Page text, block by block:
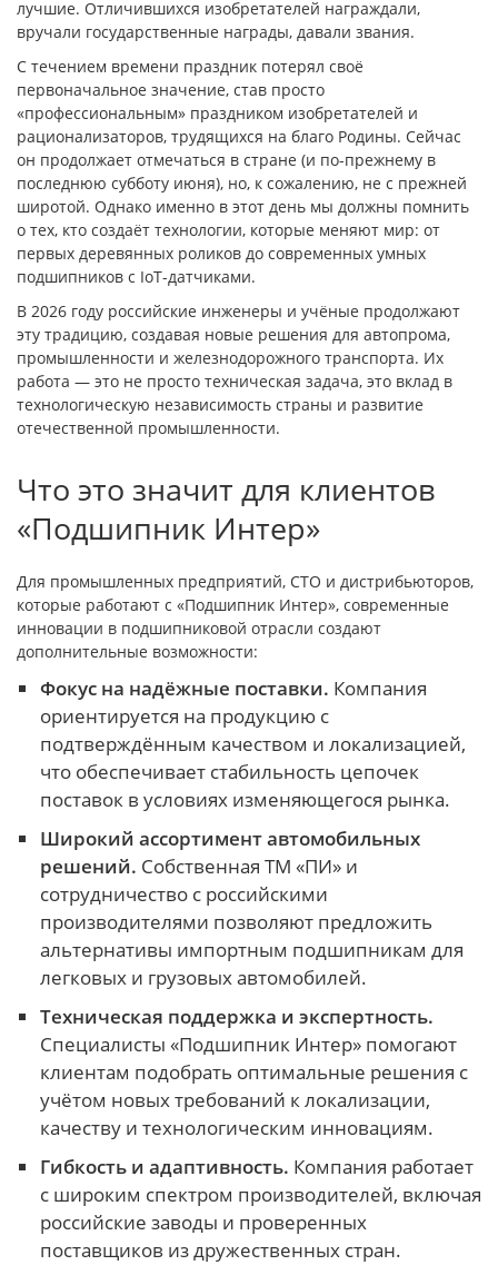
лучшие. Отличившихся изобретателей награждали,
вручали государственные награды, давали звания.
С течением времени праздник потерял своё
первоначальное значение, став просто
«профессиональным» праздником изобретателей и
рационализаторов, трудящихся на благо Родины. Сейчас
он продолжает отмечаться в стране (и по-прежнему в
последнюю субботу июня), но, к сожалению, не с прежней
широтой. Однако именно в этот день мы должны помнить
о тех, кто создаёт технологии, которые меняют мир: от
первых деревянных роликов до современных умных
подшипников с IoT-датчиками.
В 2026 году российские инженеры и учёные продолжают
эту традицию, создавая новые решения для автопрома,
промышленности и железнодорожного транспорта. Их
работа — это не просто техническая задача, это вклад в
технологическую независимость страны и развитие
отечественной промышленности.
Что это значит для клиентов
«Подшипник Интер»
Для промышленных предприятий, СТО и дистрибьюторов,
которые работают с «Подшипник Интер», современные
инновации в подшипниковой отрасли создают
дополнительные возможности:
Фокус на надёжные поставки. Компания
ориентируется на продукцию с
подтверждённым качеством и локализацией,
что обеспечивает стабильность цепочек
поставок в условиях изменяющегося рынка.
Широкий ассортимент автомобильных
решений. Собственная ТМ «ПИ» и
сотрудничество с российскими
производителями позволяют предложить
альтернативы импортным подшипникам для
легковых и грузовых автомобилей.
Техническая поддержка и экспертность.
Специалисты «Подшипник Интер» помогают
клиентам подобрать оптимальные решения с
учётом новых требований к локализации,
качеству и технологическим инновациям.
Гибкость и адаптивность. Компания работает
с широким спектром производителей, включая
российские заводы и проверенных
поставщиков из дружественных стран.